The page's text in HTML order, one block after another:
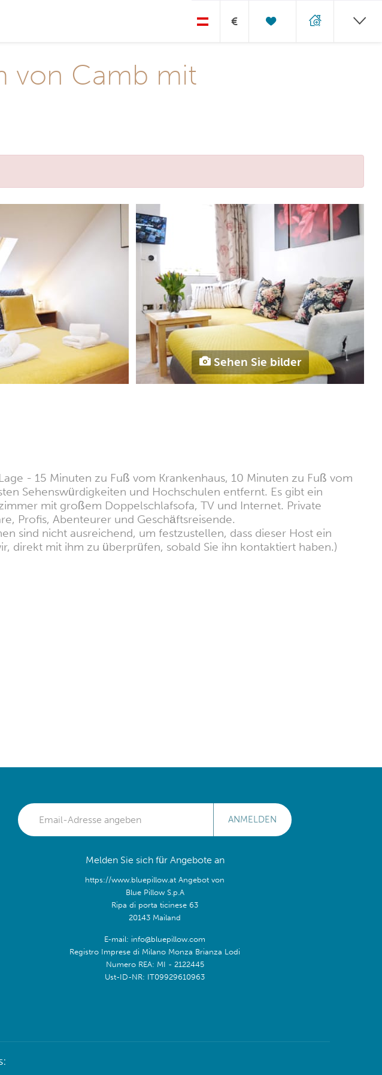
€
von Camb mit
Sehen Sie bilder
- 15 Minuten zu Fuß vom Krankenhaus, 10 Minuten zu Fuß vom
Sehenswürdigkeiten und Hochschulen entfernt. Es gibt ein
mit großem Doppelschlafsofa, TV und Internet. Private
Profis, Abenteurer und Geschäftsreisende.
sind nicht ausreichend, um festzustellen, dass dieser Host ein
direkt mit ihm zu überprüfen, sobald Sie ihn kontaktiert haben.)
ANMELDEN
Melden Sie sich für Angebote an
https://www.bluepillow.at Angebot von
Blue Pillow S.p.A
Ripa di porta ticinese 63
20143 Mailand
E-mail: info@bluepillow.com
Registro Imprese di Milano Monza Brianza Lodi
Numero REA: MI - 2122445
Ust-ID-NR: IT09929610963